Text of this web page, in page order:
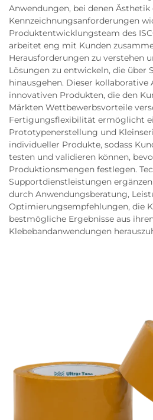
Anwendungen, bei denen Ästhetik
Kennzeichnungsanforderungen
Produktentwicklungsteam des
arbeitet eng mit Kunden
Herausforderungen zu verstehen
Lösungen zu entwickeln, die über
hinausgehen. Dieser
innovativen Produkten, die den
Märkten Wettbewerbsvorteile
Fertigungsflexibilität ermöglicht
Prototypenerstellung und
individueller Produkte, sodass
testen und validieren können,
Produktionsmengen festlegen.
Supportdienstleistungen
durch Anwendungsberatung,
Optimierungsempfehlungen, die
bestmögliche Ergebnisse aus
Klebebandanwendungen